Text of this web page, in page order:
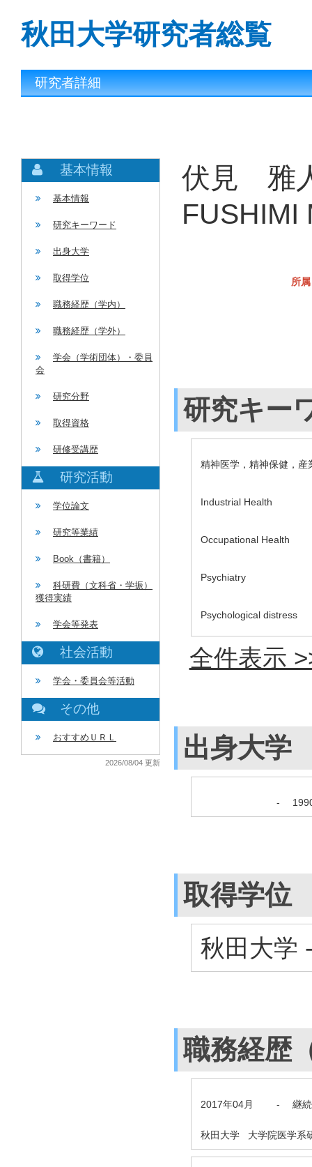
秋田大学研究者総覧
研究者詳細
基本情報
基本情報
研究キーワード
出身大学
取得学位
職務経歴（学内）
職務経歴（学外）
学会（学術団体）・委員
会
研究分野
取得資格
研修受講歴
研究活動
学位論文
研究等業績
Book（書籍）
科研費（文科省・学振）
獲得実績
学会等発表
社会活動
学会・委員会等活動
その他
おすすめＵＲＬ
2026/08/04 更新
伏見 雅
FUSHIMI
所属
研究キー
精神医学，精神保健，産
Industrial Health
Occupational Health
Psychiatry
Psychological distress
全件表示
出身大学
-
取得学位
秋田大学
職務経歴
2017年04月 - 継
秋田大学 大学院医学系